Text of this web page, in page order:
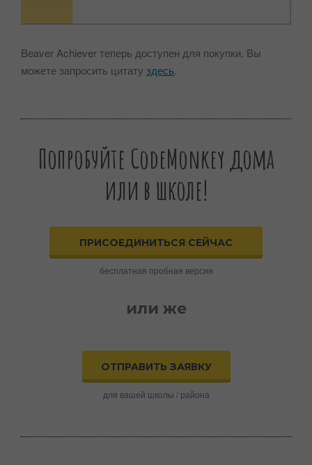
Beaver Achiever теперь доступен для покупки. Вы
можете запросить цитату здесь
Попробуйте CodeMonkey дома
или в школе!
ПРИСОЕДИНИТЬСЯ СЕЙЧАС
бесплатная пробная версия
или же
ОТПРАВИТЬ ЗАЯВКУ
для вашей школы / района